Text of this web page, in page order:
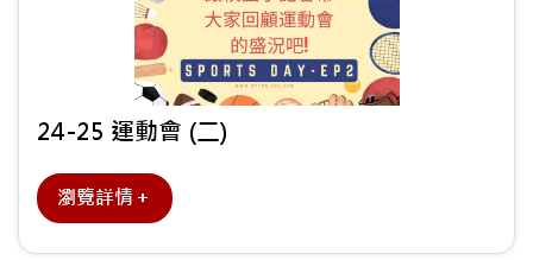
24-25 運動會 (二)
瀏覽詳情＋